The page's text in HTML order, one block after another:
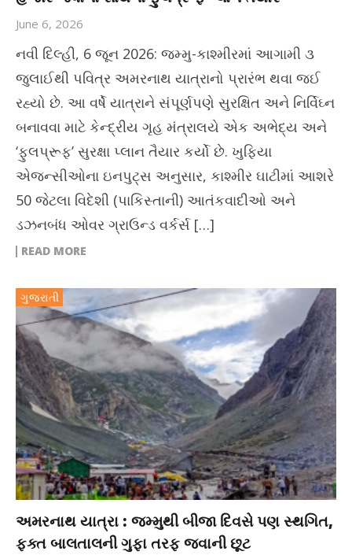
June 6, 2026
નવી દિલ્હી, 6 જૂન 2026: જમ્મુ-કાશ્મીરમાં આગામી ૩
જુલાઈથી પવિત્ર અમરનાથ યાત્રાનો પ્રારંભ થવા જઈ
રહ્યો છે. આ વર્ષે યાત્રાને સંપૂર્ણપણે સુરક્ષિત અને નિર્વિઘ્ન
બનાવવા માટે કેન્દ્રીય ગૃહ મંત્રાલયે એક અભેદ્ય અને
‘ફુલપ્રૂફ’ સુરક્ષા પ્લાન તૈયાર કર્યો છે. ખુફિયા
એજન્સીઓના ઇનપુટ્સ અનુસાર, કાશ્મીર ઘાટીમાં આશરે
50 જેટલા વિદેશી (પાકિસ્તાની) આતંકવાદીઓ અને
ડઝનબંધ ઓવર ગ્રાઉન્ડ વર્કર્સ […]
READ MORE
ગુજરાતી
અમરનાથ યાત્રા : જમ્મુથી બીજા દિવસે પણ સ્થગિત,
ફક્ત બાલતાલની ગુફા તરફ જવાની છૂટ